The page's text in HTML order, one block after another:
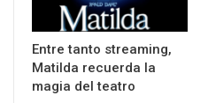
Entre tanto streaming,
Matilda recuerda la
magia del teatro